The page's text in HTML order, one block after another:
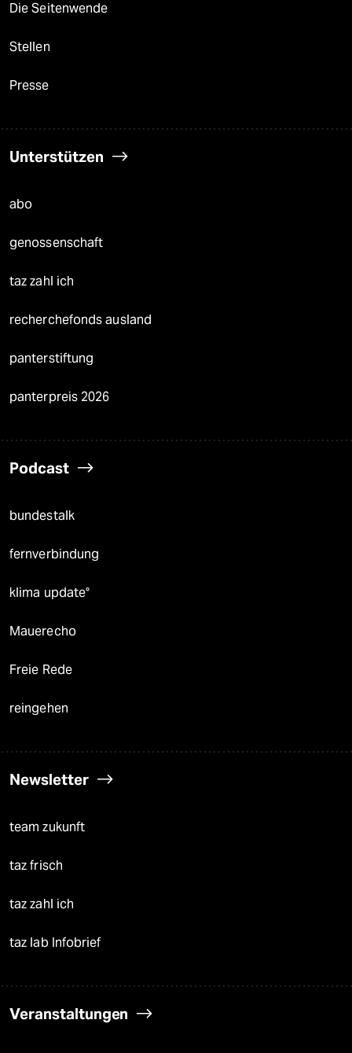
Die Seitenwende
Stellen
Presse
Unterstützen
abo
genossenschaft
taz zahl ich
recherchefonds ausland
panterstiftung
panterpreis 2026
Podcast
bundestalk
fernverbindung
klima update°
Mauerecho
Freie Rede
reingehen
Newsletter
team zukunft
taz frisch
taz zahl ich
taz lab Infobrief
Veranstaltungen